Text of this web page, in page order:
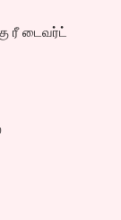
ரீ டைவர்ட்